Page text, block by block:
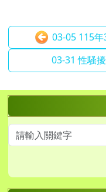
03-05 115
03-31 性騷
左邊區域內容